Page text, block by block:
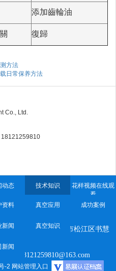
添加齒輪油
復歸
方法
日常保养方法
Co., Ltd.
18121259810
动态
资料
新闻
新闻
技术知识
真空应用
真空知识
花样视频在线观
看
成功案例
地址：上海市松江区书慧
号
18121259810@163.com
-2 网站管理入口